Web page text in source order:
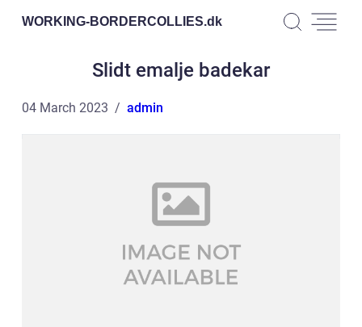
WORKING-BORDERCOLLIES.dk
Slidt emalje badekar
04 March 2023 admin